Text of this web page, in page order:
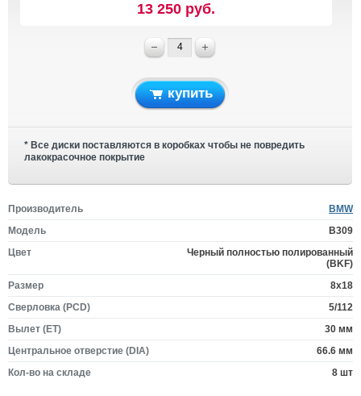
13 250 руб.
купить
* Все диски поставляются в коробках чтобы не повредить
лакокрасочное покрытие
Производитель
BMW
Модель
B309
Цвет
Черный полностью полированный
(BKF)
Размер
8x18
Сверловка (PCD)
5/112
Вылет (ET)
30 мм
Центральное отверстие (DIA)
66.6 мм
Кол-во на складе
8 шт